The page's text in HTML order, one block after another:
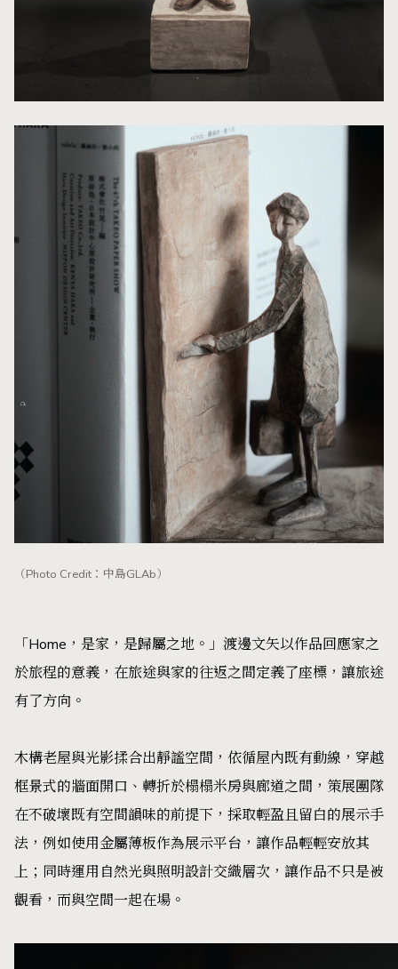
（Photo Credit：中島GLAb）
「Home，是家，是歸屬之地。」渡邊文矢以作品回應家之
於旅程的意義，在旅途與家的往返之間定義了座標，讓旅途
有了方向。
木構老屋與光影揉合出靜謐空間，依循屋內既有動線，穿越
框景式的牆面開口、轉折於榻榻米房與廊道之間，策展團隊
在不破壞既有空間韻味的前提下，採取輕盈且留白的展示手
法，例如使用金屬薄板作為展示平台，讓作品輕輕安放其
上；同時運用自然光與照明設計交織層次，讓作品不只是被
觀看，而與空間一起在場。